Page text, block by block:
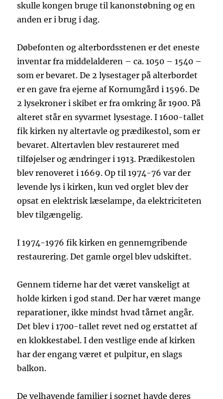
skulle kongen bruge til kanonstøbning og en
anden er i brug i dag.
Døbefonten og alterbordsstenen er det eneste
inventar fra middelalderen – ca. 1050 – 1540 –
som er bevaret. De 2 lysestager på alterbordet
er en gave fra ejerne af Kornumgård i 1596. De
2 lysekroner i skibet er fra omkring år 1900. På
alteret står en syvarmet lysestage. I 1600-tallet
fik kirken ny altertavle og prædikestol, som er
bevaret. Altertavlen blev restaureret med
tilføjelser og ændringer i 1913. Prædikestolen
blev renoveret i 1669. Op til 1974-76 var der
levende lys i kirken, kun ved orglet blev der
opsat en elektrisk læselampe, da elektriciteten
blev tilgængelig.
I 1974-1976 fik kirken en gennemgribende
restaurering. Det gamle orgel blev udskiftet.
Gennem tiderne har det været vanskeligt at
holde kirken i god stand. Der har været mange
reparationer, ikke mindst hvad tårnet angår.
Det blev i 1700-tallet revet ned og erstattet af
en klokkestabel. I den vestlige ende af kirken
har der engang været et pulpitur, en slags
balkon.
De velhavende familier i sognet havde deres